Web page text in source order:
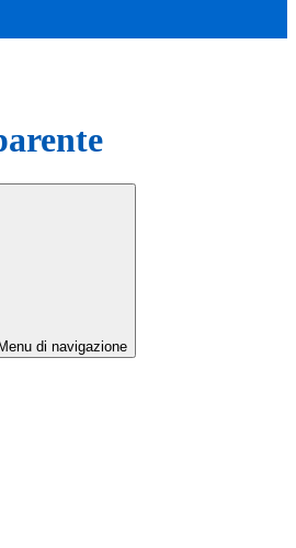
Menu di navigazione